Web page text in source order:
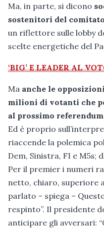
Ma, in parte, si dicono
sostenitori del
un riflettore sulle lobby
scelte energetiche del
‘BIG’ E LEADER AL
Ma anche le
milioni di votanti che
al prossimo
Ed è proprio
riaccende la polemica
Dem, Sinistra, FI e M5s;
Per il premier i numeri
netto, chiaro, superiore
parlato – spiega –
respinto”. Il presidente
anticipare gli avversari: